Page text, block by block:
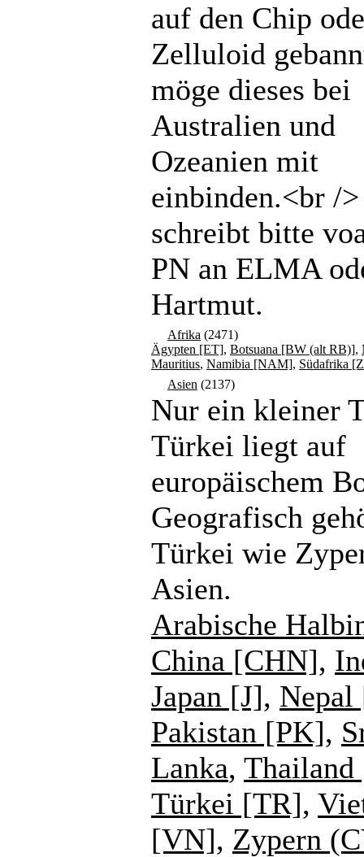
auf den Chip
Zelluloid
möge dieses bei
Australien und
Ozeanien mit
einbinden.<br /
schreibt bitte
PN an ELMA
Hartmut.
Afrika (2471)
Ägypten [ET], Botsuana [BW (alt RB)],
Mauritius, Namibia [NAM], Südafrika
Asien (2137)
Nur ein kleiner
Türkei liegt auf
europäischem
Geografisch
Türkei wie
Asien.
Arabische
China [CHN],
Japan [J],
Pakistan [PK],
Lanka,
Türkei [TR],
[VN], Zypern